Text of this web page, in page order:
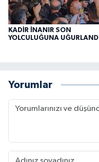
KADİR İNANIR SON
YOLCULUĞUNA UĞURLANDI
Yorumlar